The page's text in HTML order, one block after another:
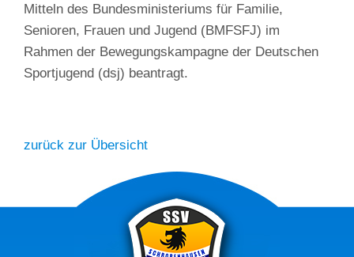
Mitteln des Bundesministeriums für Familie,
Senioren, Frauen und Jugend (BMFSFJ) im
Rahmen der Bewegungskampagne der Deutschen
Sportjugend (dsj) beantragt.
zurück zur Übersicht